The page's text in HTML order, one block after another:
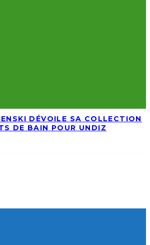
DÉVOILE SA COLLECTION
DE BAIN POUR UNDIZ